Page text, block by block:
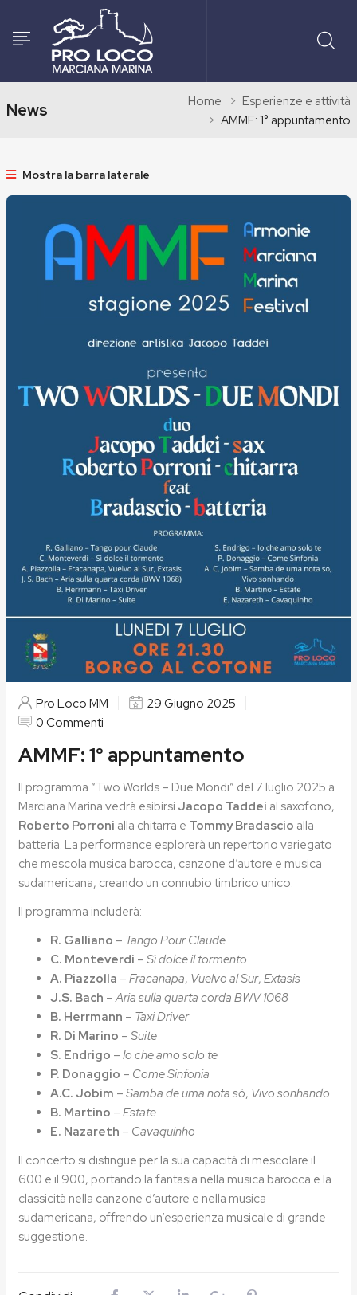
News Home
Esperienze e attività
AMMF: 1° appuntamento
Mostra la barra laterale
Pro Loco MM
29 Giugno 2025
0 Commenti
AMMF: 1° appuntamento
Il programma “Two Worlds – Due Mondi” del 7 luglio 2025 a
Marciana Marina vedrà esibirsi Jacopo Taddei al saxofono,
Roberto Porroni alla chitarra e Tommy Bradascio alla
batteria. La performance esplorerà un repertorio variegato
che mescola musica barocca, canzone d’autore e musica
sudamericana, creando un connubio timbrico unico.
Il programma includerà:
R. Galliano – Tango Pour Claude
C. Monteverdi – Sì dolce il tormento
A. Piazzolla – Fracanapa, Vuelvo al Sur, Extasis
J.S. Bach –Aria sulla quarta corda BWV 1068
B. Herrmann – Taxi Driver
R. Di Marino – Suite
S. Endrigo – Io che amo solo te
P. Donaggio – Come Sinfonia
A.C. Jobim – Samba de uma nota só, Vivo sonhando
B. Martino – Estate
E. Nazareth – Cavaquinho
Il concerto si distingue per la sua capacità di mescolare il
600 e il 900, portando la fantasia nella musica barocca e la
classicità nella canzone d’autore e nella musica
sudamericana, offrendo un’esperienza musicale di grande
suggestione.